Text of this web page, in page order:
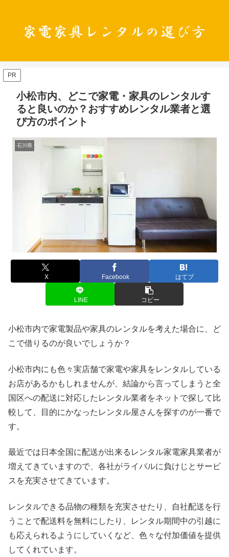
PR
小松市内、どこで家電・家具のレンタルす
ると良いのか？おすすめレンタル業者と選
び方のポイント
石川県
X Facebook はてブ
LINE コピー
小松市内で家電製品や家具のレンタルを考えた場合に、ど
こで借りるのが良いでしょうか？
小松市内にも色々実店舗で家電や家具をレンタルしている
お店があるかもしれませんが、結論から言ってしまうと全
国区への配送に対応したレンタル業者をネットで探して比
較して、目的にかなったレンタル屋さんを探すのが一番で
す。
最近では日本全国に配送が出来るレンタル家電家具業者が
増えてきていますので、各社がライバルに負けじとサービ
スを充実させてきています。
レンタルできる品物の種類を充実させたり、自社配送を行
うことで配送料を無料にしたり、レンタル期間中の引越に
も応えられるようにしていくなど、色々な付加価値を提供
してくれています。